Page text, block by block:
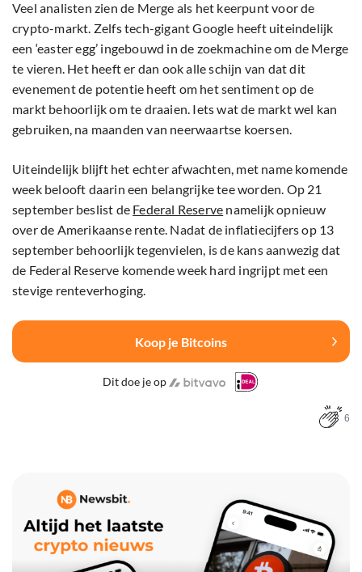
Veel analisten zien de Merge als het keerpunt voor de
crypto-markt. Zelfs tech-gigant Google heeft uiteindelijk
een ‘easter egg’ ingebouwd in de zoekmachine om de Merge
te vieren. Het heeft er dan ook alle schijn van dat dit
evenement de potentie heeft om het sentiment op de
markt behoorlijk om te draaien. Iets wat de markt wel kan
gebruiken, na maanden van neerwaartse koersen.
Uiteindelijk blijft het echter afwachten, met name komende
week belooft daarin een belangrijke tee worden. Op 21
september beslist de Federal Reserve namelijk opnieuw
over de Amerikaanse rente. Nadat de inflatiecijfers op 13
september behoorlijk tegenvielen, is de kans aanwezig dat
de Federal Reserve komende week hard ingrijpt met een
stevige renteverhoging.
Koop je Bitcoins
Dit doe je op
6